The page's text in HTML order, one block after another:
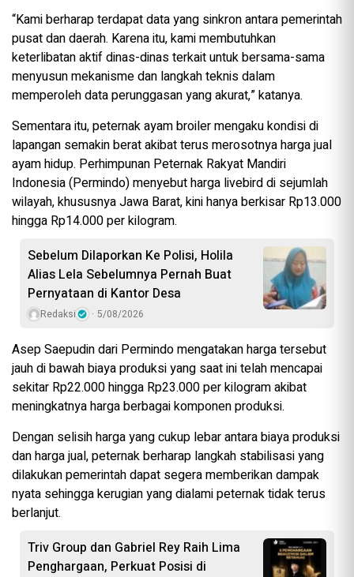
“Kami berharap terdapat data yang sinkron antara pemerintah
pusat dan daerah. Karena itu, kami membutuhkan
keterlibatan aktif dinas-dinas terkait untuk bersama-sama
menyusun mekanisme dan langkah teknis dalam
memperoleh data perunggasan yang akurat,” katanya.
Sementara itu, peternak ayam broiler mengaku kondisi di
lapangan semakin berat akibat terus merosotnya harga jual
ayam hidup. Perhimpunan Peternak Rakyat Mandiri
Indonesia (Permindo) menyebut harga livebird di sejumlah
wilayah, khususnya Jawa Barat, kini hanya berkisar Rp13.000
hingga Rp14.000 per kilogram.
Sebelum Dilaporkan Ke Polisi, Holila
Alias Lela Sebelumnya Pernah Buat
Pernyataan di Kantor Desa
Redaksi 5/08/2026
Asep Saepudin dari Permindo mengatakan harga tersebut
jauh di bawah biaya produksi yang saat ini telah mencapai
sekitar Rp22.000 hingga Rp23.000 per kilogram akibat
meningkatnya harga berbagai komponen produksi.
Dengan selisih harga yang cukup lebar antara biaya produksi
dan harga jual, peternak berharap langkah stabilisasi yang
dilakukan pemerintah dapat segera memberikan dampak
nyata sehingga kerugian yang dialami peternak tidak terus
berlanjut.
Triv Group dan Gabriel Rey Raih Lima
Penghargaan, Perkuat Posisi di